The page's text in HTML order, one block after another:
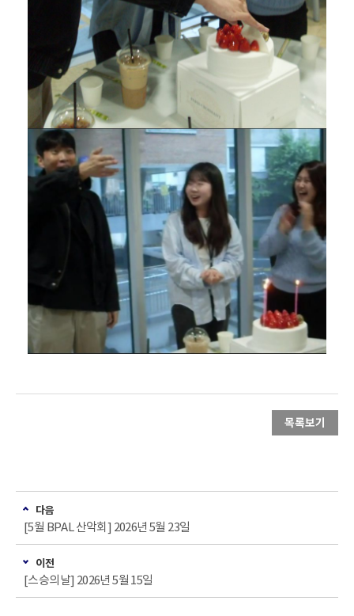
목록보기
다음
[5월 BPAL 산악회] 2026년 5월 23일
이전
[스승의날] 2026년 5월 15일